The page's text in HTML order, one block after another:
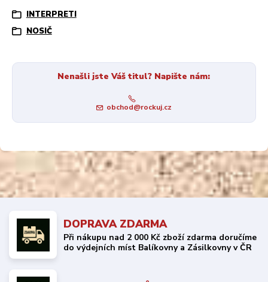
INTERPRETI
NOSIČ
Nenašli jste Váš titul? Napište nám:
obchod@rockuj.cz
DOPRAVA ZDARMA
Při nákupu nad 2 000 Kč zboží zdarma doručíme
do výdejních míst Balíkovny a Zásilkovny v ČR